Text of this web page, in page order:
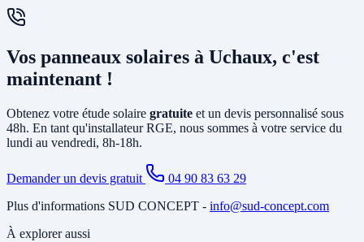
(sans consommer) est également possible. Nous vous conseillons la
solution la plus rentable selon votre profil de consommation.
En général, non. L'installation photovoltaïque nécessite
existant et le tirage de câbles DC depuis la toiture. Si votre tableau
est ancien ou sous-dimensionné, une mise à jour partielle peut être
nécessaire. Notre étude gratuite à Uchaux identifie tous les travaux
Vos panneaux solaires à Uchaux, c'est
maintenant !
Obtenez votre étude solaire gratuite et un devis personnalisé sous
48h. En tant qu'installateur RGE, nous sommes à votre service du
lundi au vendredi, 8h-18h.
Demander un devis gratuit
04 90 83 63 29
Plus d'informations SUD CONCEPT - info@sud-concept.com
À explorer aussi